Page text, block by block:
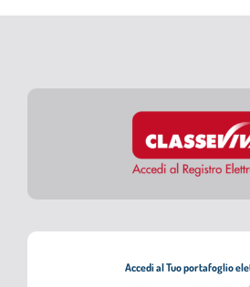
Accedi al Tuo portafoglio